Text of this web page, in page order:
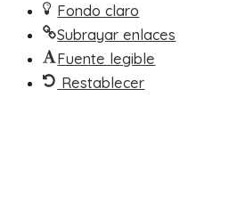
Fondo claro
Subrayar enlaces
Fuente legible
Restablecer